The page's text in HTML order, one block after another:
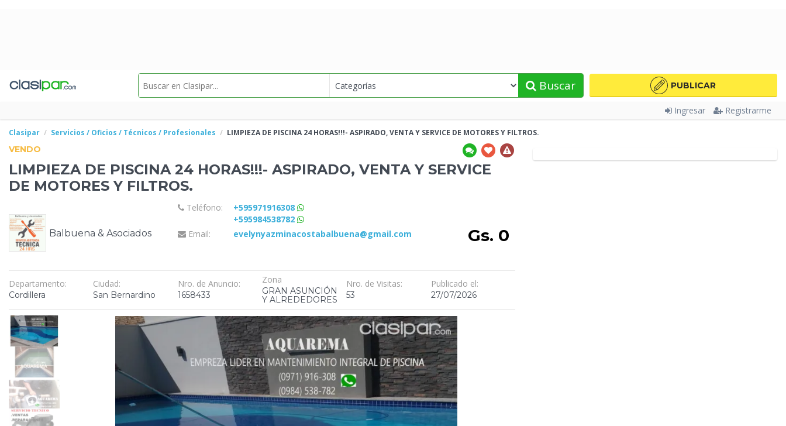
Buscar PUBLICAR
Ingresar Registrarme
Clasipar Servicios / Oficios / Técnicos / Profesionales LIMPIEZA DE PISCINA 24 HORAS!!!- ASPIRADO, VENTA Y SERVICE DE MOTORES Y FILTROS.
VENDO
LIMPIEZA DE PISCINA 24 HORAS!!!- ASPIRADO, VENTA Y SERVICE
DE MOTORES Y FILTROS.
Balbuena & Asociados
Teléfono:
+595971916308
+595984538782
Email:
evelynyazminacostabalbuena@gmail.com Gs. 0
Departamento:
Cordillera
Ciudad:
San Bernardino
Nro. de Anuncio:
1658433
Zona
GRAN ASUNCIÓN
Y ALREDEDORES
Nro. de Visitas:
53
Publicado el:
27/07/2026